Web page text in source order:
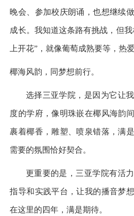
晚会、参加校庆朗诵，也想继续
成长。我知道这条路有挑战，但
上开花”，就像葡萄成熟要等，热
椰海风韵，同梦想前行。
选择三亚学院，是因为它让我
度的学府，像明珠嵌在椰风海韵
裹着椰香，雕塑、喷泉错落，满
需要的氛围恰好契合。
更重要的是，三亚学院有活力
指导和实践平台，让我的播音梦
在这里的四年，满是期待。